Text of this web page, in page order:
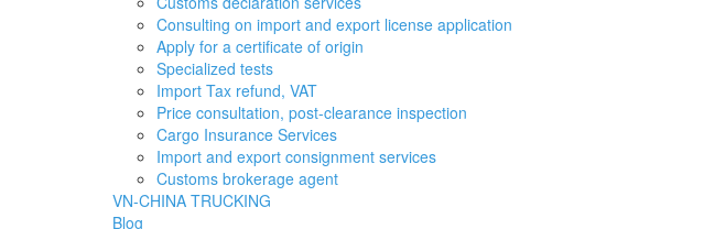
Consulting on import and export license application
Apply for a certificate of origin
Specialized tests
Import Tax refund, VAT
Price consultation, post-clearance inspection
Cargo Insurance Services
Import and export consignment services
Customs brokerage agent
VN-CHINA TRUCKING
Blog